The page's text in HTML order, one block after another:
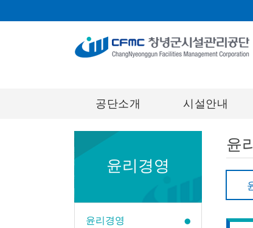
공단소개 시설안내
윤리경영
윤리경영
윤